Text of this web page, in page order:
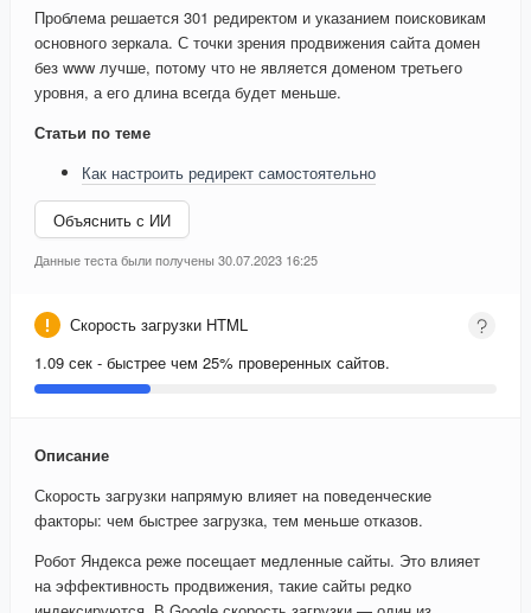
Проблема решается 301 редиректом и указанием поисковикам
основного зеркала. С точки зрения продвижения сайта домен
без www лучше, потому что не является доменом третьего
уровня, а его длина всегда будет меньше.
Статьи по теме
Как настроить редирект самостоятельно
Объяснить с ИИ
Данные теста были получены 30.07.2023 16:25
Скорость загрузки HTML
1.09 сек - быстрее чем 25% проверенных сайтов.
Описание
Скорость загрузки напрямую влияет на поведенческие
факторы: чем быстрее загрузка, тем меньше отказов.
Робот Яндекса реже посещает медленные сайты. Это влияет
на эффективность продвижения, такие сайты редко